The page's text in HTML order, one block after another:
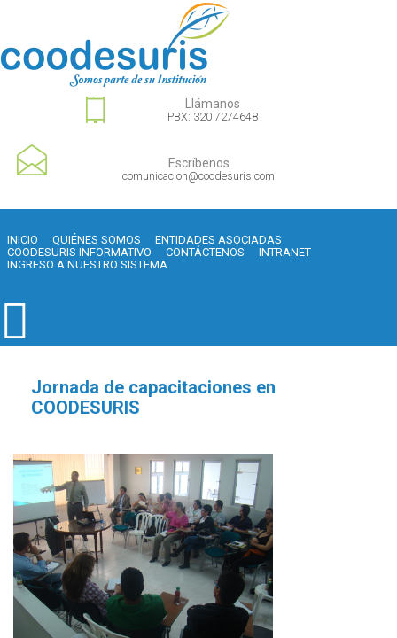
Llámanos
PBX: 320 7274648
Escríbenos
comunicacion@coodesuris.com
INICIO QUIÉNES SOMOS
ENTIDADES ASOCIADAS
COODESURIS INFORMATIVO
CONTÁCTENOS
INTRANET
INGRESO A NUESTRO SISTEMA
Jornada de capacitaciones en
COODESURIS